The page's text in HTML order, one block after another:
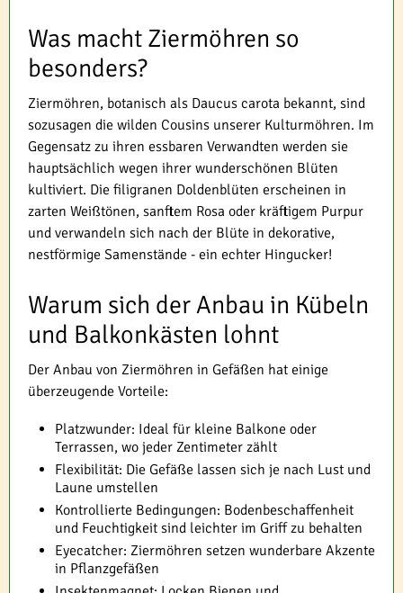
Was macht Ziermöhren so
besonders?
Ziermöhren, botanisch als Daucus carota bekannt, sind
sozusagen die wilden Cousins unserer Kulturmöhren. Im
Gegensatz zu ihren essbaren Verwandten werden sie
hauptsächlich wegen ihrer wunderschönen Blüten
kultiviert. Die filigranen Doldenblüten erscheinen in
zarten Weißtönen, sanftem Rosa oder kräftigem Purpur
und verwandeln sich nach der Blüte in dekorative,
nestförmige Samenstände - ein echter Hingucker!
Warum sich der Anbau in Kübeln
und Balkonkästen lohnt
Der Anbau von Ziermöhren in Gefäßen hat einige
überzeugende Vorteile:
Platzwunder: Ideal für kleine Balkone oder
Terrassen, wo jeder Zentimeter zählt
Flexibilität: Die Gefäße lassen sich je nach Lust und
Laune umstellen
Kontrollierte Bedingungen: Bodenbeschaffenheit
und Feuchtigkeit sind leichter im Griff zu behalten
Eyecatcher: Ziermöhren setzen wunderbare Akzente
in Pflanzgefäßen